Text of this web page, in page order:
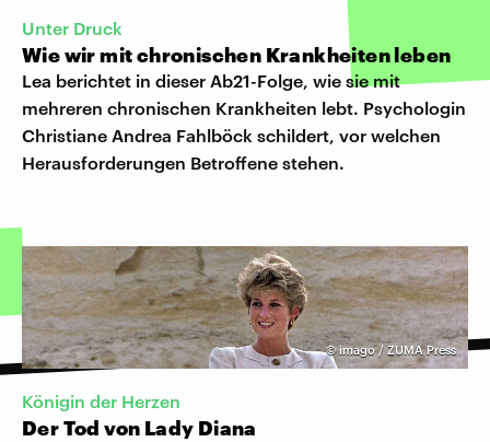
Unter Druck
Wie wir mit chronischen Krankheiten leben
Lea berichtet in dieser Ab21-Folge, wie sie mit
mehreren chronischen Krankheiten lebt. Psychologin
Christiane Andrea Fahlböck schildert, vor welchen
Herausforderungen Betroffene stehen.
©imago / ZUMA Press
Königin der Herzen
Der Tod von Lady Diana